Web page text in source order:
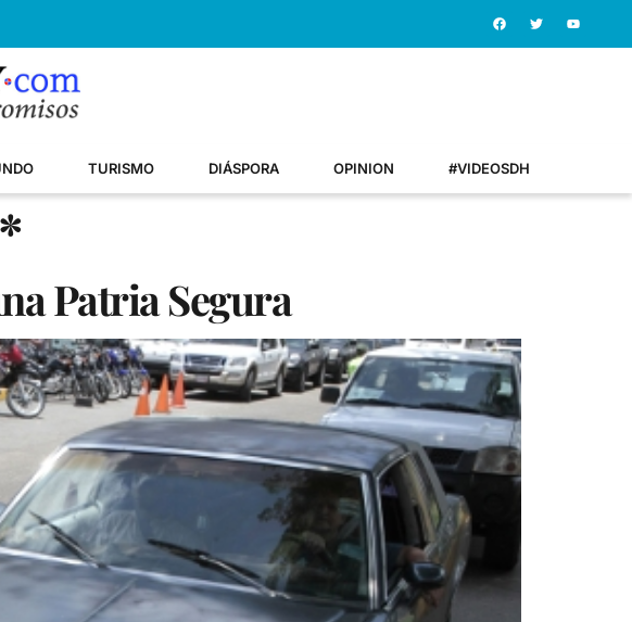
TURISMO DIÁSPORA OPINION #VIDEOSDH
Patria Segura